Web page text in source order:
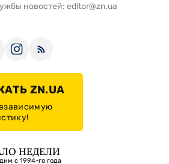
новостей: editor@zn.ua
ZN.UA
НЕДЕЛИ
с 1994-го года